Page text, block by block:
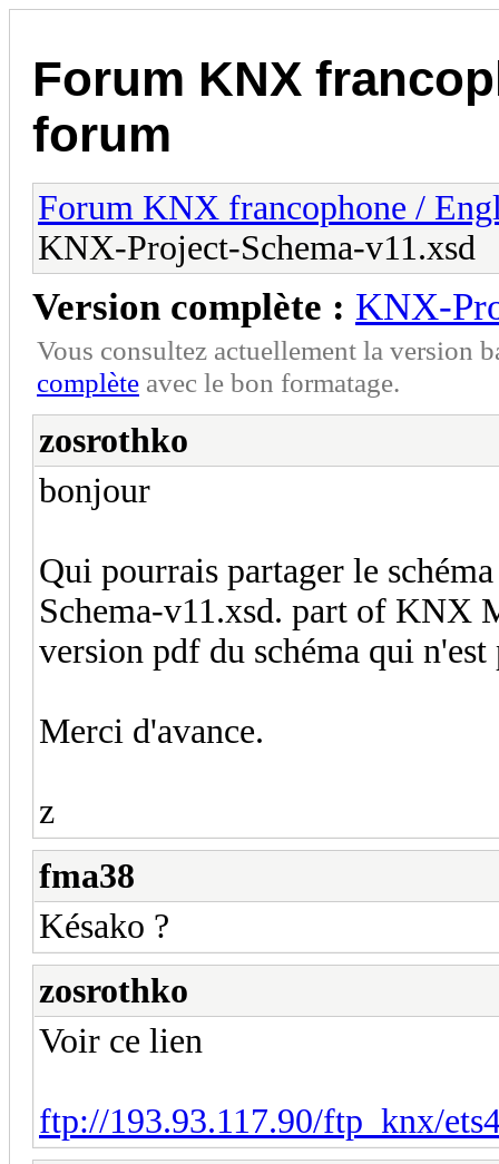
Forum KNX
forum
Forum KNX francophone /
KNX-Project-Schema-v11.xsd
Version complète : KNX-
Vous consultez actuellement la version
complète avec le bon formatage.
zosrothko
bonjour
Qui pourrais partager le
Schema-v11.xsd. part of KNX
version pdf du schéma qui
Merci d'avance.
z
fma38
Késako ?
zosrothko
Voir ce lien
ftp://193.93.117.90/ftp_knx/